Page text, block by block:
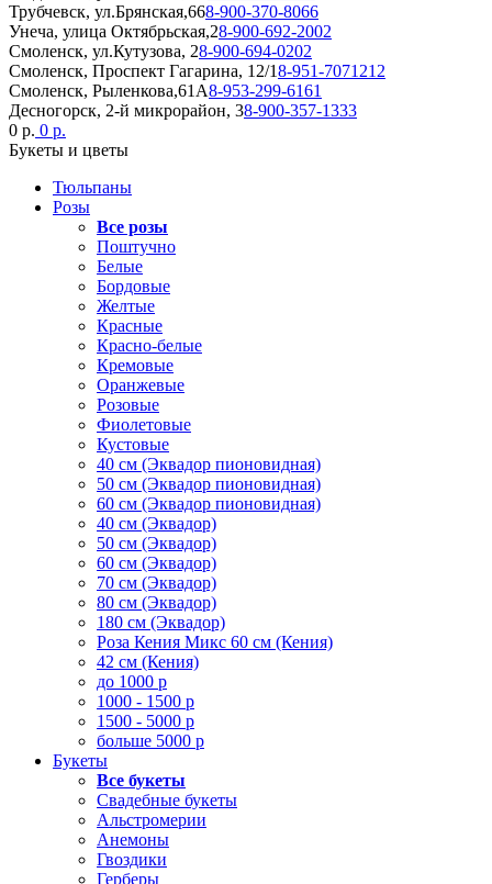
Трубчевск, ул.Брянская,668-900-370-8066
Унеча, улица Октябрьская,28-900-692-2002
Смоленск, ул.Кутузова, 28-900-694-0202
Смоленск, Проспект Гагарина, 12/18-951-7071212
Смоленск, Рыленкова,61А8-953-299-6161
Десногорск, 2-й микрорайон, 38-900-357-1333
0 р. 0 р.
Букеты и цветы
Тюльпаны
Розы
Все розы
Поштучно
Белые
Бордовые
Желтые
Красные
Красно-белые
Кремовые
Оранжевые
Розовые
Фиолетовые
Кустовые
40 см (Эквадор пионовидная)
50 см (Эквадор пионовидная)
60 см (Эквадор пионовидная)
40 см (Эквадор)
50 см (Эквадор)
60 см (Эквадор)
70 см (Эквадор)
80 см (Эквадор)
180 см (Эквадор)
Роза Кения Микс 60 см (Кения)
42 см (Кения)
до 1000 р
1000 - 1500 р
1500 - 5000 р
больше 5000 р
Букеты
Все букеты
Свадебные букеты
Альстромерии
Анемоны
Гвоздики
Герберы